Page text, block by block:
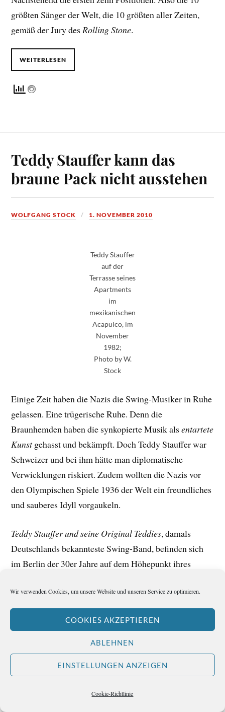
Wir verwenden Cookies, um unsere Website und unseren Service zu optimieren.
COOKIES AKZEPTIEREN
ABLEHNEN
EINSTELLUNGEN ANZEIGEN
Cookie-Richtlinie
größten Sänger der Welt, die 10 größten aller Zeiten,
gemäß der Jury desRolling Stone.
WEITERLESEN
Teddy Stauffer kann das
braune Pack nicht ausstehen
WOLFGANG STOCK 1. NOVEMBER 2010
Teddy Stauffer
auf der
Terrasse seines
Apartments
im
mexikanischen
Acapulco, im
November
1982;
Photo by W.
Stock
Einige Zeit haben die Nazis die Swing-Musiker in Ruhe
gelassen. Eine trügerische Ruhe. Denn die
Braunhemden haben die synkopierte Musik alsentartete
Kunstgehasst und bekämpft. Doch Teddy Stauffer war
Schweizer und bei ihm hätte man diplomatische
Verwicklungen riskiert. Zudem wollten die Nazis vor
den Olympischen Spiele 1936 der Welt ein freundliches
und sauberes Idyll vorgaukeln.
Teddy Stauffer und seine Original Teddies, damals
Deutschlands bekannteste Swing-Band, befinden sich
im Berlin der 30er Jahre auf dem Höhepunkt ihres
Nazis verachten die Musik aus Amerika, seit 1935 darf
Jazz nicht mehr im deutschen Rundfunk gespielt werden
und nun werden auch öffentliche Auftritte schwieriger.
Der 73-Jährige führt mich auf die Veranda seiner
Turmvilla in Acapulco, so als müsste er nach frischer
bei Teddy Stauffer in Mexiko, seiner neuen Heimat, und